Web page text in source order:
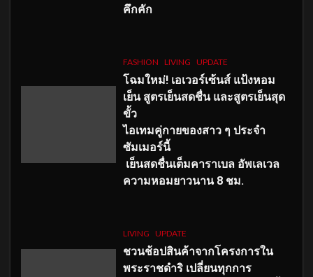
คึกคัก
FASHION LIVING UPDATE
โฉมใหม่! เอเวอร์เซ้นส์ แป้งหอม
เย็น สูตรเย็นสดชื่น และสูตรเย็นสุด
ขั้ว
ไอเทมคู่กายของสาว ๆ ประจำ
ซัมเมอร์นี้
เย็นสดชื่นเต็มคาราเบล อัพเลเวล
ความหอมยาวนาน 8 ชม.
LIVING UPDATE
ชวนช้อปสินค้าจากโครงการใน
พระราชดำริ เปลี่ยนทุกการ